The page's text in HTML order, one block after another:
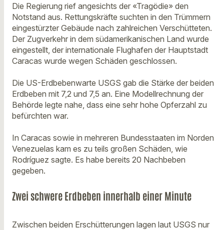
Die Regierung rief angesichts der «Tragödie» den
Notstand aus. Rettungskräfte suchten in den Trümmern
eingestürzter Gebäude nach zahlreichen Verschütteten.
Der Zugverkehr in dem südamerikanischen Land wurde
eingestellt, der internationale Flughafen der Hauptstadt
Caracas wurde wegen Schäden geschlossen.
Die US-Erdbebenwarte USGS gab die Stärke der beiden
Erdbeben mit 7,2 und 7,5 an. Eine Modellrechnung der
Behörde legte nahe, dass eine sehr hohe Opferzahl zu
befürchten war.
In Caracas sowie in mehreren Bundesstaaten im Norden
Venezuelas kam es zu teils großen Schäden, wie
Rodríguez sagte. Es habe bereits 20 Nachbeben
gegeben.
Zwei schwere Erdbeben innerhalb einer Minute
Zwischen beiden Erschütterungen lagen laut USGS nur